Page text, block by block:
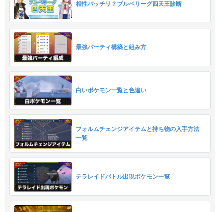
相性バッチリ？ブルベリーグ四天王診断
最強パーティ構築と組み方
白いポケモン一覧と色違い
フォルムチェンジアイテムと持ち物の入手方法
一覧
テラレイドバトル出現ポケモン一覧